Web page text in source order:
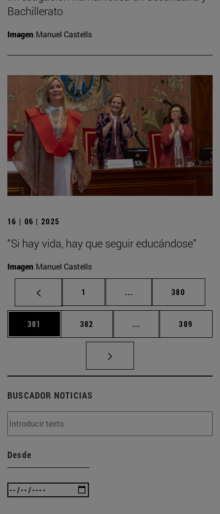
Bachillerato
Imagen Manuel Castells
16 | 06 | 2025
“Si hay vida, hay que seguir educándose”
Imagen Manuel Castells
Página
1 ... Páginas intermedias
Página
380
Página
381 Página
382 ... Páginas intermedias
Página
389
BUSCADOR NOTICIAS
Desde